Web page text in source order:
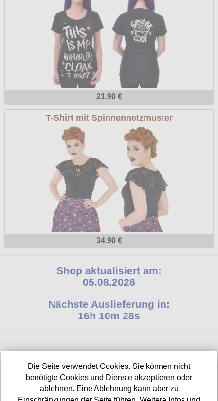
21.90 €
T-Shirt mit Spinnennetzmuster
34.90 €
Shop aktualisiert am:
05.08.2026
Nächste Auslieferung in:
16h 10m 28s
Widerrufsbelehrung
Die Seite verwendet Cookies. Sie können nicht
benötigte Cookies und Dienste akzeptieren oder
ablehnen. Eine Ablehnung kann aber zu